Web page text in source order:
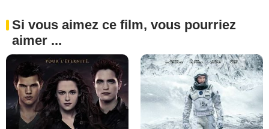
Si vous aimez ce film, vous pourriez
aimer ...